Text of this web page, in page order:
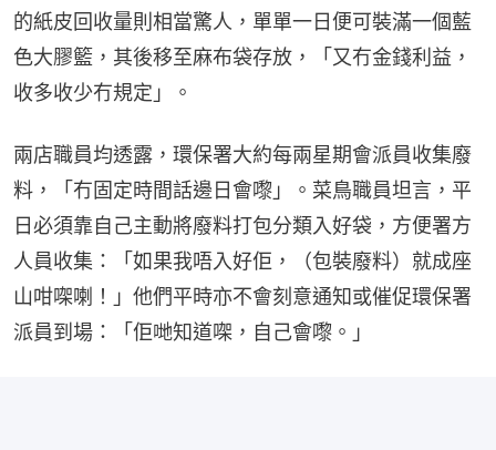
的紙皮回收量則相當驚人，單單一日便可裝滿一個藍
色大膠籃，其後移至麻布袋存放，「又冇金錢利益，
收多收少冇規定」。
兩店職員均透露，環保署大約每兩星期會派員收集廢
料，「冇固定時間話邊日會嚟」。菜鳥職員坦言，平
日必須靠自己主動將廢料打包分類入好袋，方便署方
人員收集：「如果我唔入好佢，（包裝廢料）就成座
山咁㗎喇！」他們平時亦不會刻意通知或催促環保署
派員到場：「佢哋知道㗎，自己會嚟。」